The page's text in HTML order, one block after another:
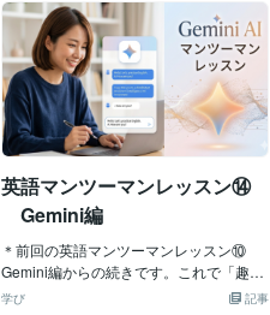
に取り組んだ結果、・英検１級を取得 ・
CNNニュースが聴けるように・教え子も
英検１級、旧帝大、難関私大合格 それで
はまず、貴方がリスニングの伸びない原
因を特定しましょう！ 目次 1 リスニング
が出来ない原因は大きく分けて４つある
2 リスニング 聞き取れない理由① 3 リ
スニング 【高校生レベル】 聞き取れ
ない理由② 4 リスニング 【高校生レベ
ル】 聞き取れない理由③ 5 リスニン
グ 【高校生レベル】 聞き取れない理
由④ 6 リスニング 勉強法 【共通テス
トにも！】 リスニングが出来ない原因は
大きく分けて４つあります。リスニング
英語マンツーマンレッスン⑭
Gemini編
＊前回の英語マンツーマンレッスン⑩
Gemini編からの続きです。これで「趣味
と情熱」のパートは完璧です。次に進む
記事
学び